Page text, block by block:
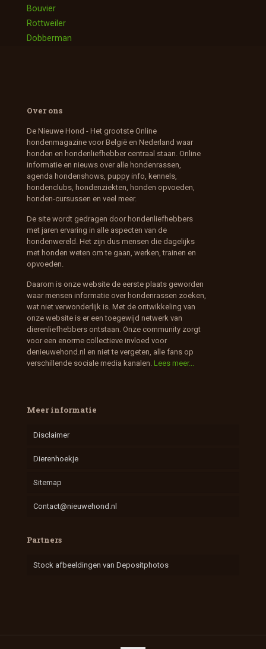
Bouvier
Rottweiler
Dobberman
Over ons
De Nieuwe Hond - Het grootste Online
hondenmagazine voor België en Nederland waar
honden en hondenliefhebber centraal staan. Online
informatie en nieuws over alle hondenrassen,
agenda hondenshows, puppy info, kennels,
hondenclubs, hondenziekten, honden opvoeden,
honden-cursussen en veel meer.
De site wordt gedragen door hondenliefhebbers
met jaren ervaring in alle aspecten van de
hondenwereld. Het zijn dus mensen die dagelijks
met honden weten om te gaan, werken, trainen en
opvoeden.
Daarom is onze website de eerste plaats geworden
waar mensen informatie over hondenrassen zoeken,
wat niet verwonderlijk is. Met de ontwikkeling van
onze website is er een toegewijd netwerk van
dierenliefhebbers ontstaan. Onze community zorgt
voor een enorme collectieve invloed voor
denieuwehond.nl en niet te vergeten, alle fans op
verschillende sociale media kanalen. Lees meer...
Meer informatie
Disclaimer
Dierenhoekje
Sitemap
Contact@nieuwehond.nl
Partners
Stock afbeeldingen van Depositphotos